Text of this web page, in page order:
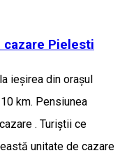
cazare Pielesti
ieșirea din orașul
km. Pensiunea
. Turiștii ce
unitate de cazare